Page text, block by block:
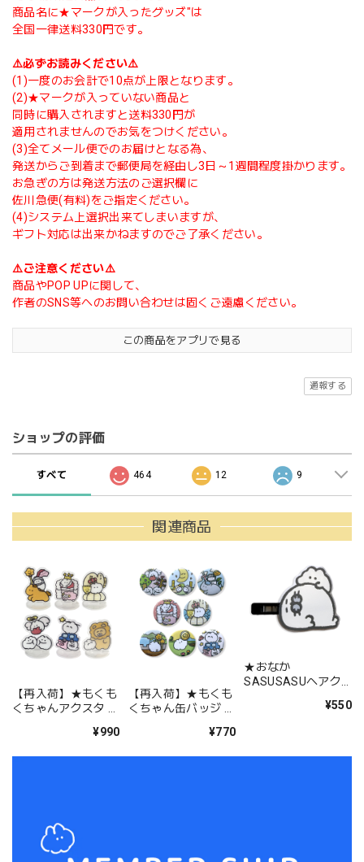
商品名に★マークが入ったグッズ"は
全国一律送料330円です。
⚠️必ずお読みください⚠️
(1)一度のお会計で10点が上限となります。
(2)★マークが入っていない商品と
同時に購入されますと送料330円が
適用されませんのでお気をつけください。
(3)全てメール便でのお届けとなる為、
発送からご到着まで郵便局を経由し3日～1週間程度掛かります。
お急ぎの方は発送方法のご選択欄に
佐川急便(有料)をご指定ください。
(4)システム上選択出来てしまいますが、
ギフト対応は出来かねますのでご了承ください。
⚠️ご注意ください⚠️
商品やPOP UPに関して、
作者のSNS等へのお問い合わせは固くご遠慮ください。
この商品をアプリで見る
通報する
ショップの評価
すべて 464 12 9
関連商品
【再入荷】★もくも
くちゃんアクスタ ラ
¥990
【再入荷】★もくも
くちゃん缶バッジ ラ
¥770
★おなか
SASUSASUヘアク
¥550